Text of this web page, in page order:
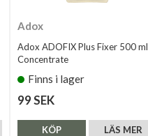
Adox
Adox ADOFIX Plus Fixer 500 ml
Concentrate
Finns i lager
99 SEK
LÄS MER
KÖP